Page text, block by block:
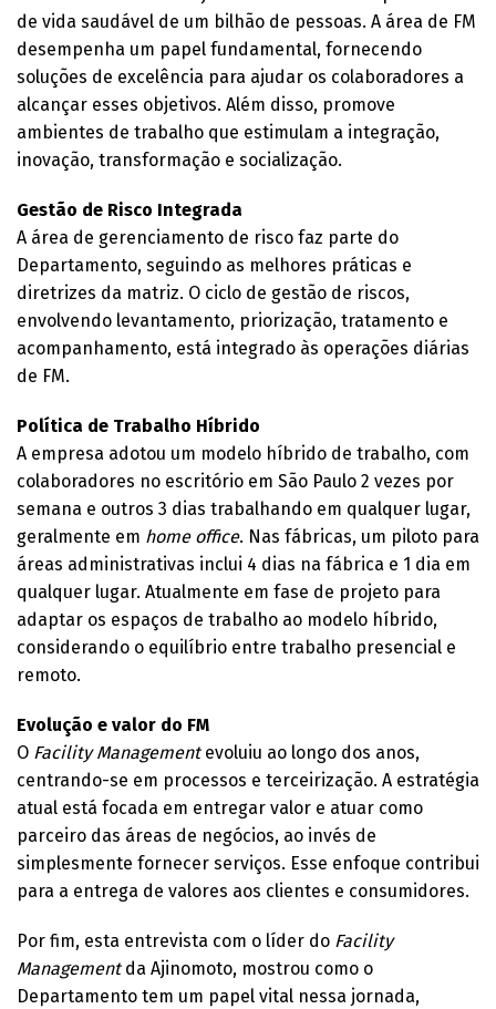
de vida saudável de um bilhão de pessoas. A área de FM
desempenha um papel fundamental, fornecendo
soluções de excelência para ajudar os colaboradores a
alcançar esses objetivos. Além disso, promove
ambientes de trabalho que estimulam a integração,
inovação, transformação e socialização.
Gestão de Risco Integrada
A área de gerenciamento de risco faz parte do
Departamento, seguindo as melhores práticas e
diretrizes da matriz. O ciclo de gestão de riscos,
envolvendo levantamento, priorização, tratamento e
acompanhamento, está integrado às operações diárias
de FM.
Política de Trabalho Híbrido
A empresa adotou um modelo híbrido de trabalho, com
colaboradores no escritório em São Paulo 2 vezes por
semana e outros 3 dias trabalhando em qualquer lugar,
geralmente em home office. Nas fábricas, um piloto para
áreas administrativas inclui 4 dias na fábrica e 1 dia em
qualquer lugar. Atualmente em fase de projeto para
adaptar os espaços de trabalho ao modelo híbrido,
considerando o equilíbrio entre trabalho presencial e
remoto.
Evolução e valor do FM
O Facility Managementevoluiu ao longo dos anos,
centrando-se em processos e terceirização. A estratégia
atual está focada em entregar valor e atuar como
parceiro das áreas de negócios, ao invés de
simplesmente fornecer serviços. Esse enfoque contribui
para a entrega de valores aos clientes e consumidores.
Por fim, esta entrevista com o líder do Facility
Management da Ajinomoto, mostrou como o
Departamento tem um papel vital nessa jornada,